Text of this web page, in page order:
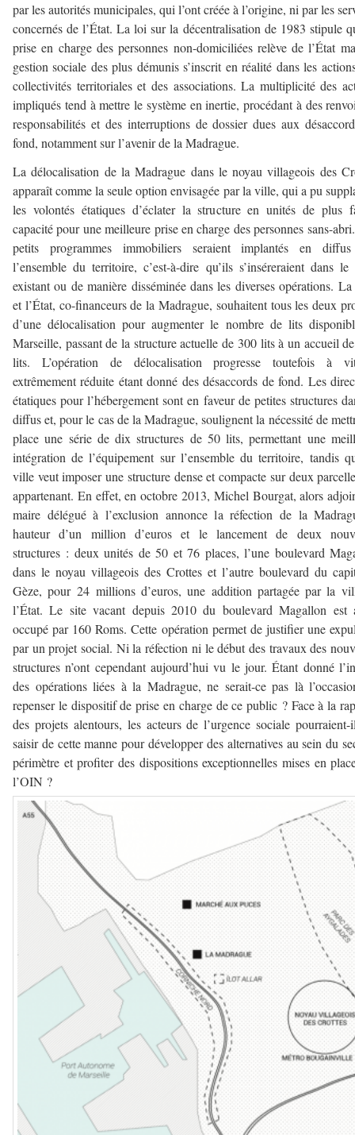
par les autorités municipales, qui l’ont créée à l’origine, ni par les
concernés de l’État. La loi sur la décentralisation de 1983 stipule
prise en charge des personnes non-domiciliées relève de l’État
gestion sociale des plus démunis s’inscrit en réalité dans les
collectivités territoriales et des associations. La multiplicité des
impliqués tend à mettre le système en inertie, procédant à des
responsabilités et des interruptions de dossier dues aux
fond, notamment sur l’avenir de la Madrague.
La délocalisation de la Madrague dans le noyau villageois des
apparaît comme la seule option envisagée par la ville, qui a pu
les volontés étatiques d’éclater la structure en unités de plus
capacité pour une meilleure prise en charge des personnes sans-
petits programmes immobiliers seraient implantés en
l’ensemble du territoire, c’est-à-dire qu’ils s’inséreraient dans le
existant ou de manière disséminée dans les diverses opérations.
et l’État, co-financeurs de la Madrague, souhaitent tous les deux
d’une délocalisation pour augmenter le nombre de lits
Marseille, passant de la structure actuelle de 300 lits à un accueil
lits. L’opération de délocalisation progresse toutefois à
extrêmement réduite étant donné des désaccords de fond. Les
étatiques pour l’hébergement sont en faveur de petites structures
diffus et, pour le cas de la Madrague, soulignent la nécessité de
place une série de dix structures de 50 lits, permettant une
intégration de l’équipement sur l’ensemble du territoire, tandis
ville veut imposer une structure dense et compacte sur deux
appartenant. En effet, en octobre 2013, Michel Bourgat, alors
maire délégué à l’exclusion annonce la réfection de la
hauteur d’un million d’euros et le lancement de deux
structures : deux unités de 50 et 76 places, l’une boulevard
dans le noyau villageois des Crottes et l’autre boulevard du
Gèze, pour 24 millions d’euros, une addition partagée par la
l’État. Le site vacant depuis 2010 du boulevard Magallon est
occupé par 160 Roms. Cette opération permet de justifier une
par un projet social. Ni la réfection ni le début des travaux des
structures n’ont cependant aujourd’hui vu le jour. Étant donné
des opérations liées à la Madrague, ne serait-ce pas là
repenser le dispositif de prise en charge de ce public ? Face à la
des projets alentours, les acteurs de l’urgence sociale pourraient-
saisir de cette manne pour développer des alternatives au sein du
périmètre et profiter des dispositions exceptionnelles mises en
l’OIN ?